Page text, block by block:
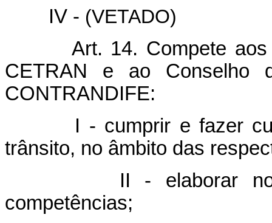
IV - (VETADO)
Art. 14. Compete aos
CETRAN e ao Conselho
CONTRANDIFE:
I - cumprir e fazer
trânsito, no âmbito das
II - elaborar normas
competências;